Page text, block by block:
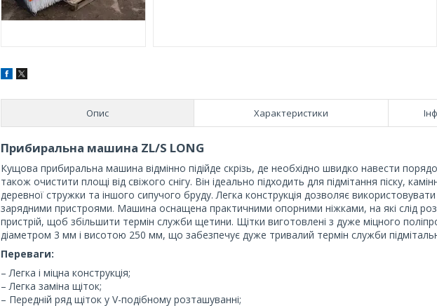
Опис Характеристики
Прибиральна машина ZL/S LONG
Кущова прибиральна машина відмінно підійде скрізь, де необхідно швидко навести
також очистити площі від свіжого снігу. Він ідеально підходить для підмітання піску,
деревної стружки та іншого сипучого бруду. Легка конструкція дозволяє
зарядними пристроями. Машина оснащена практичними опорними ніжками, на які слід
пристрій, щоб збільшити термін служби щетини. Щітки виготовлені з дуже міцного
діаметром 3 мм і висотою 250 мм, що забезпечує дуже тривалий термін служби
Переваги:
– Легка і міцна конструкція;
– Легка заміна щіток;
– Передній ряд щіток у V-подібному розташуванні;